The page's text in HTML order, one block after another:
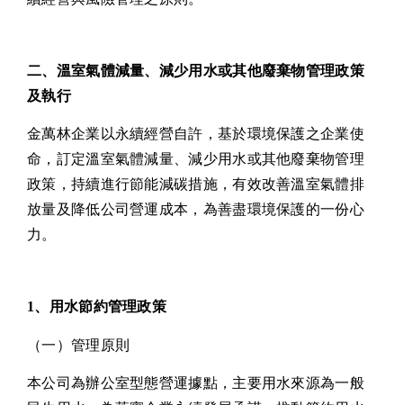
二、溫室氣體減量、減少用水或其他廢棄物管理政策
及執行
金萬林企業以永續經營自許，基於環境保護之企業使
命，訂定溫室氣體減量、減少用水或其他廢棄物管理
政策，持續進行節能減碳措施，有效改善溫室氣體排
放量及降低公司營運成本，為善盡環境保護的一份心
力。
1、用水節約管理政策
（一）管理原則
本公司為辦公室型態營運據點，主要用水來源為一般